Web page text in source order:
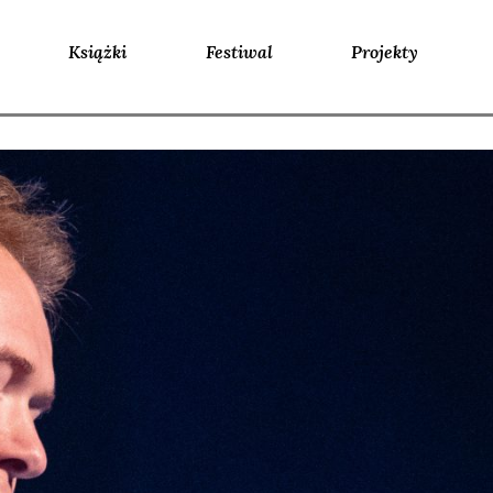
Książki Festiwal Projekty